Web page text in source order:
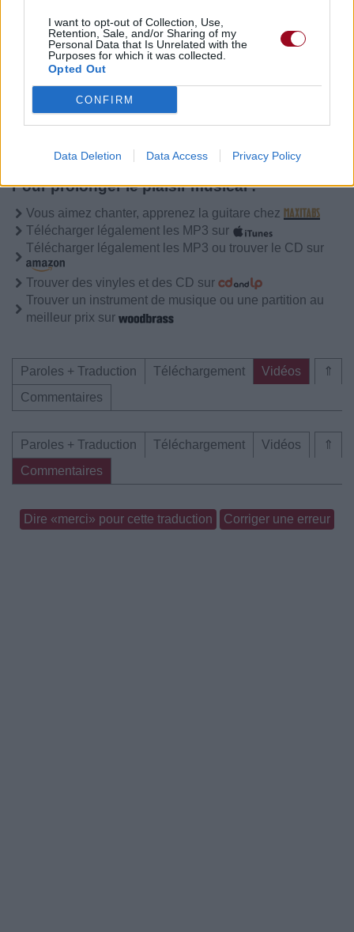
I want to opt-out of Collection, Use,
Retention, Sale, and/or Sharing of my
Personal Data that Is Unrelated with the
Purposes for which it was collected.
Opted Out
CONFIRM
Data Deletion Data Access Privacy Policy
Paroles + Traduction
Commentaires
Pour prolonger le plaisir musical :
Vous aimez chanter, apprenez la guitare chez
Télécharger légalement les MP3 sur
Télécharger légalement les MP3 ou trouver le CD sur
Trouver des vinyles et des CD sur
Trouver un instrument de musique ou une partition au
meilleur prix sur
⇑
Paroles + Traduction Téléchargement
Vidéos
Commentaires
⇑
Paroles + Traduction Téléchargement
Vidéos
Commentaires
Dire «merci» pour cette traduction Corriger une erreur